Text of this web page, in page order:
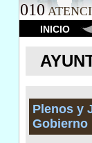
010
INICIO
Plenos y
Gobierno